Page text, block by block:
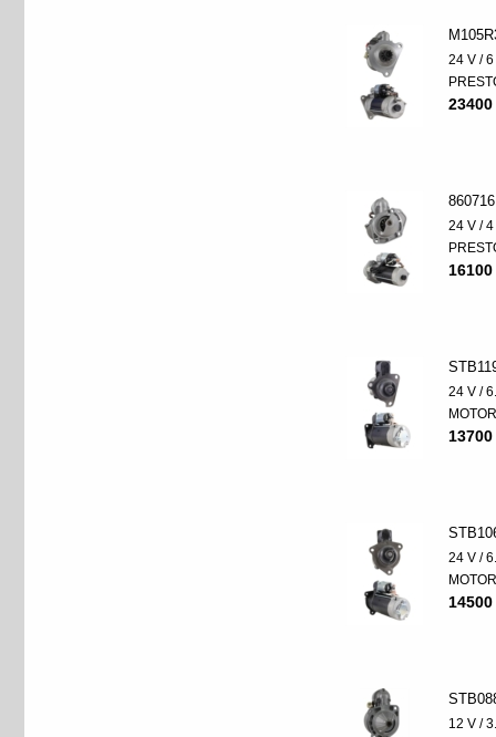
24 V /
860716
24 V /
24 V /
24 V /
12 V /